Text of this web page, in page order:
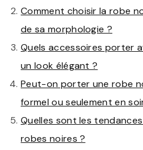
Comment choisir la robe
de sa morphologie ?
Quels accessoires porter
un look élégant ?
Peut-on porter une robe
formel ou seulement en
Quelles sont les
robes noires ?